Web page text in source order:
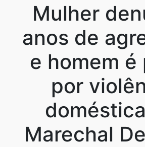
Mulher
anos de
e homem é
por
Marechal